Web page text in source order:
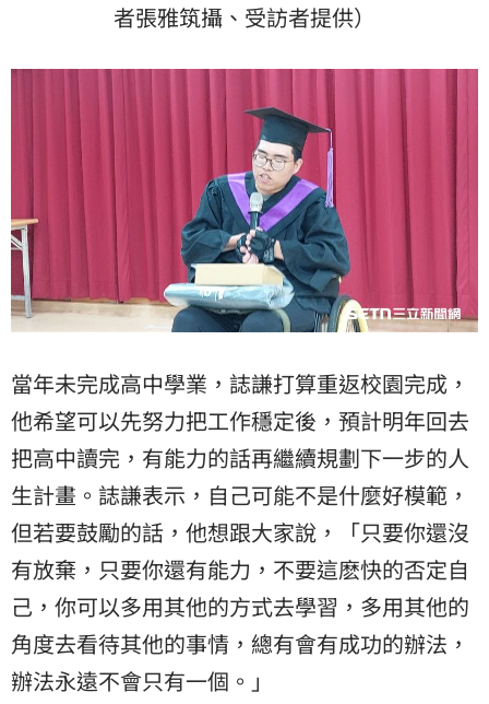
者張雅筑攝、受訪者提供）
當年未完成高中學業，誌謙打算重返校園完成，
他希望可以先努力把工作穩定後，預計明年回去
把高中讀完，有能力的話再繼續規劃下一步的人
生計畫。誌謙表示，自己可能不是什麼好模範，
但若要鼓勵的話，他想跟大家說，「只要你還沒
有放棄，只要你還有能力，不要這麽快的否定自
己，你可以多用其他的方式去學習，多用其他的
角度去看待其他的事情，總有會有成功的辦法，
辦法永遠不會只有一個。」